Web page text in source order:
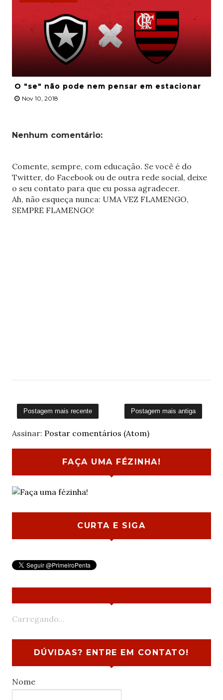
O "se" não pode nem pensar em estacionar
Nov 10, 2018
Nenhum comentário:
Comente, sempre, com educação. Se você é do
Twitter, do Facebook ou de outra rede social, deixe
o seu contato para que eu possa agradecer.
Ah, não esqueça nunca: UMA VEZ FLAMENGO,
SEMPRE FLAMENGO!
Postagem mais recente Postagem mais antiga
Assinar: Postar comentários (Atom)
FAÇA UMA FÉZINHA!
CURTA E SIGA
Carregando...
DÚVIDAS? ENTRE EM CONTATO!
Nome